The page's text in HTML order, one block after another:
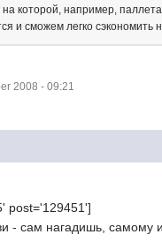
которой, например,
и сможем легко
2008 - 09:21
post='129451']
- сам нагадишь, самому